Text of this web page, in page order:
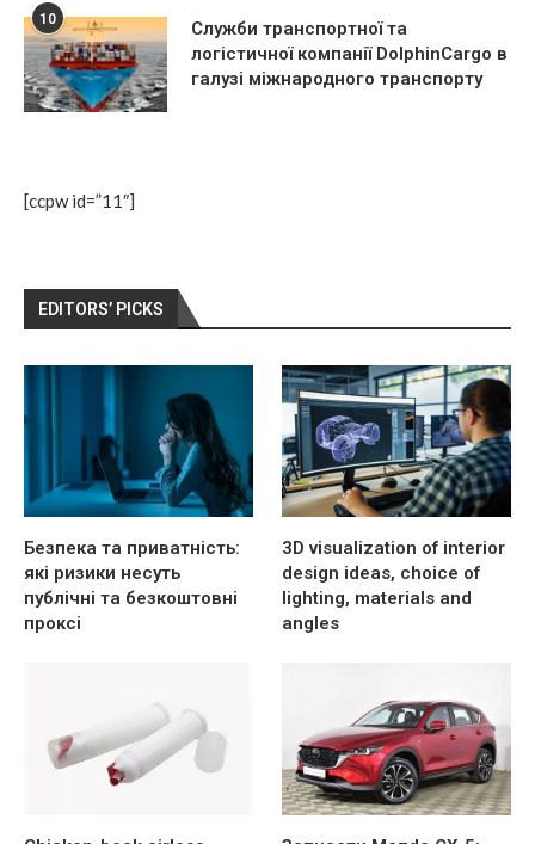
[ccpw id=”11″]
EDITORS’ PICKS
Безпека та приватність:
які ризики несуть
публічні та безкоштовні
проксі
3D visualization of interior
design ideas, choice of
lighting, materials and
angles
10
Служби транспортної та
логістичної компанії DolphinCargo в
галузі міжнародного транспорту